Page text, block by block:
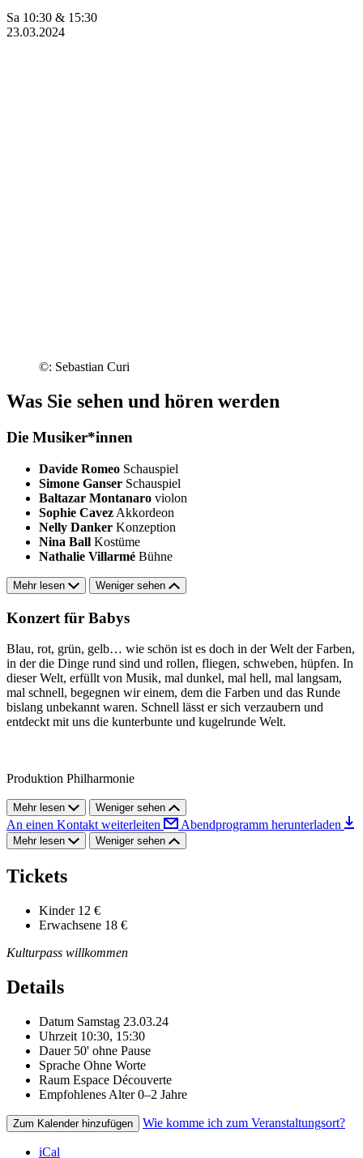
Sa 10:30 & 15:30
23.03.2024
©: Sebastian Curi
Was Sie sehen und hören werden
Die Musiker*innen
Davide Romeo Schauspiel
Simone Ganser Schauspiel
Baltazar Montanaro violon
Sophie Cavez Akkordeon
Nelly Danker Konzeption
Nina Ball Kostüme
Nathalie Villarmé Bühne
Mehr lesen Weniger sehen
Konzert für Babys
Blau, rot, grün, gelb… wie schön ist es doch in der Welt der Farben,
in der die Dinge rund sind und rollen, fliegen, schweben, hüpfen. In
dieser Welt, erfüllt von Musik, mal dunkel, mal hell, mal langsam,
mal schnell, begegnen wir einem, dem die Farben und das Runde
bislang unbekannt waren. Schnell lässt er sich verzaubern und
entdeckt mit uns die kunterbunte und kugelrunde Welt.
Produktion Philharmonie
Mehr lesen Weniger sehen
An einen Kontakt weiterleiten Abendprogramm herunterladen
Mehr lesen Weniger sehen
Tickets
Kinder 12 €
Erwachsene 18 €
Kulturpass willkommen
Details
Datum Samstag 23.03.24
Uhrzeit 10:30, 15:30
Dauer 50' ohne Pause
Sprache Ohne Worte
Raum Espace Découverte
Empfohlenes Alter 0–2 Jahre
Zum Kalender hinzufügen Wie komme ich zum Veranstaltungsort?
iCal